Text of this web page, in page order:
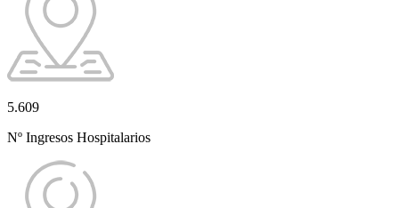
5.609
Nº Ingresos Hospitalarios